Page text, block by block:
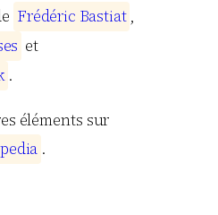
Frédéric Bastiat ,
es et
.
éléments sur
pedia .